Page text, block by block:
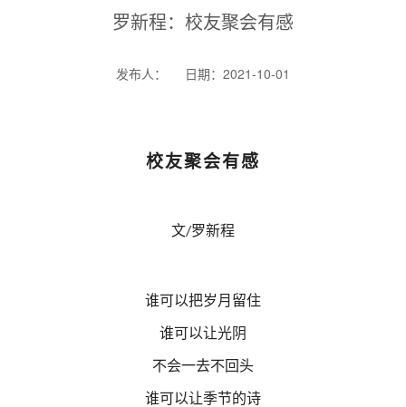
罗新程：校友聚会有感
发布人： 日期：2021-10-01
校友聚会有感
文/罗新程
谁可以把岁月留住
谁可以让光阴
不会一去不回头
谁可以让季节的诗